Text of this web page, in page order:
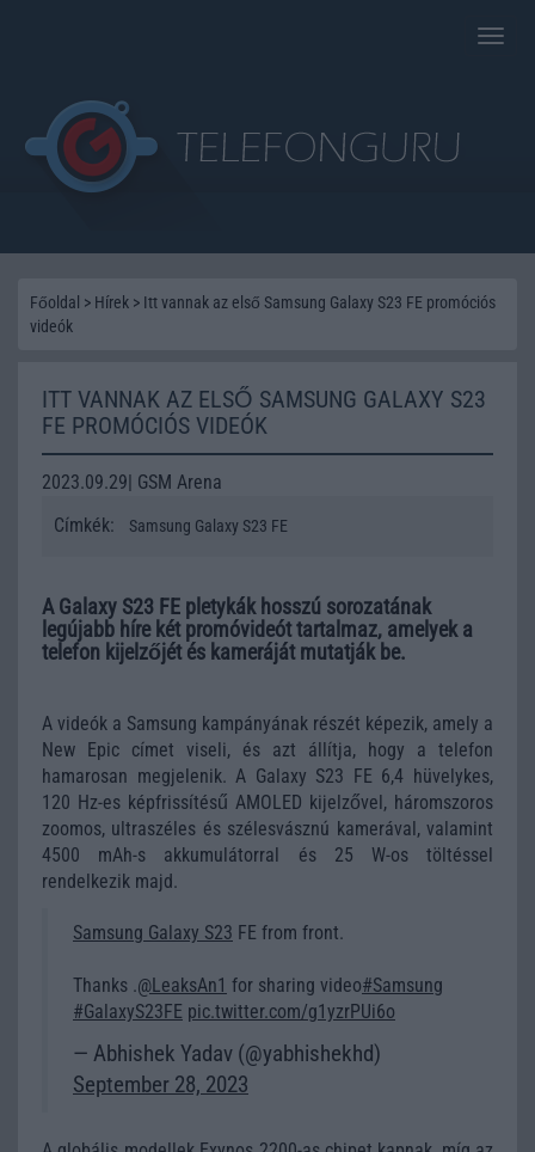
Toggle
Főoldal > Hírek > Itt vannak az első Samsung Galaxy S23 FE promóciós
videók
ITT VANNAK AZ ELSŐ SAMSUNG GALAXY S23
FE PROMÓCIÓS VIDEÓK
2023.09.29| GSM Arena
Címkék:
Samsung Galaxy S23 FE
A Galaxy S23 FE pletykák hosszú sorozatának
legújabb híre két promóvideót tartalmaz, amelyek a
telefon kijelzőjét és kameráját mutatják be.
A videók a Samsung kampányának részét képezik, amely a
New Epic címet viseli, és azt állítja, hogy a telefon
hamarosan megjelenik. A Galaxy S23 FE 6,4 hüvelykes,
120 Hz-es képfrissítésű AMOLED kijelzővel, háromszoros
zoomos, ultraszéles és szélesvásznú kamerával, valamint
4500 mAh-s akkumulátorral és 25 W-os töltéssel
rendelkezik majd.
Samsung Galaxy S23 FE from front.
Thanks .@LeaksAn1 for sharing video#Samsung
#GalaxyS23FE pic.twitter.com/g1yzrPUi6o
— Abhishek Yadav (@yabhishekhd)
September 28, 2023